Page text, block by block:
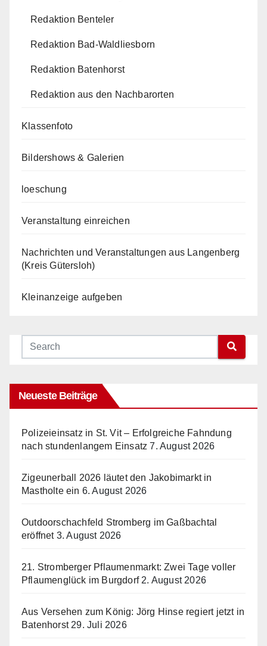
Redaktion Benteler
Redaktion Bad-Waldliesborn
Redaktion Batenhorst
Redaktion aus den Nachbarorten
Klassenfoto
Bildershows & Galerien
loeschung
Veranstaltung einreichen
Nachrichten und Veranstaltungen aus Langenberg
(Kreis Gütersloh)
Kleinanzeige aufgeben
Neueste Beiträge
Polizeieinsatz in St. Vit – Erfolgreiche Fahndung
nach stundenlangem Einsatz 7. August 2026
Zigeunerball 2026 läutet den Jakobimarkt in
Mastholte ein 6. August 2026
Outdoorschachfeld Stromberg im Gaßbachtal
eröffnet 3. August 2026
21. Stromberger Pflaumenmarkt: Zwei Tage voller
Pflaumenglück im Burgdorf 2. August 2026
Aus Versehen zum König: Jörg Hinse regiert jetzt in
Batenhorst 29. Juli 2026